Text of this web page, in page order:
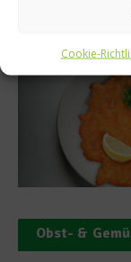
Cookie-
Was isst
Obst- &